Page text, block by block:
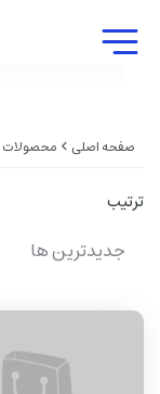
صفحه اصلی محصولات
ترتیب